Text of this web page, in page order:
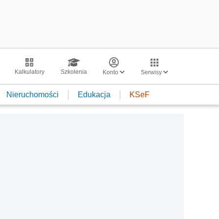
Kalkulatory Szkolenia Konto Serwisy
Nieruchomości Edukacja KSeF